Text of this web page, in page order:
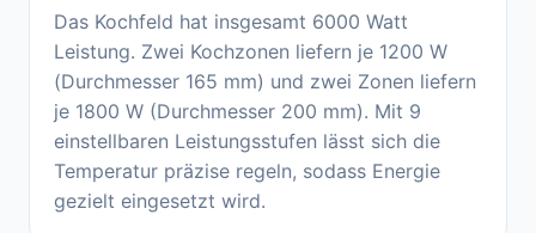
Das Kochfeld hat insgesamt 6000 Watt
Leistung. Zwei Kochzonen liefern je 1200 W
(Durchmesser 165 mm) und zwei Zonen liefern
je 1800 W (Durchmesser 200 mm). Mit 9
einstellbaren Leistungsstufen lässt sich die
Temperatur präzise regeln, sodass Energie
gezielt eingesetzt wird.